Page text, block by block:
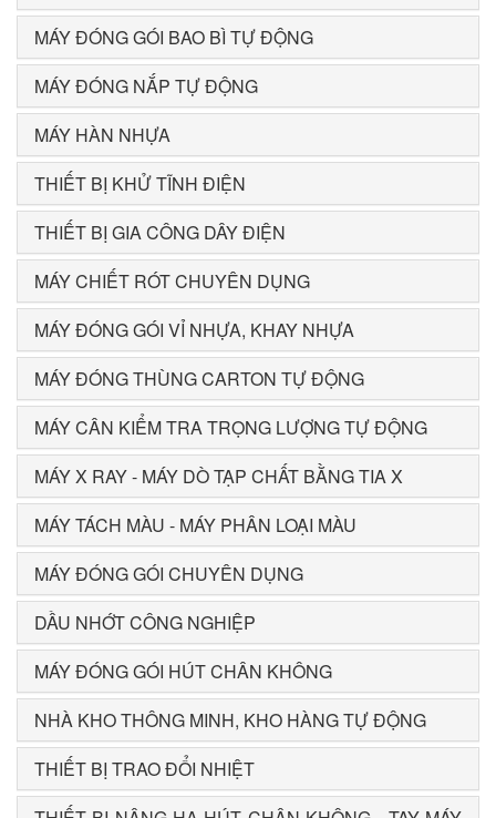
MÁY ĐÓNG GÓI BAO BÌ TỰ ĐỘNG
MÁY ĐÓNG NẮP TỰ ĐỘNG
MÁY HÀN NHỰA
THIẾT BỊ KHỬ TĨNH ĐIỆN
THIẾT BỊ GIA CÔNG DÂY ĐIỆN
MÁY CHIẾT RÓT CHUYÊN DỤNG
MÁY ĐÓNG GÓI VỈ NHỰA, KHAY NHỰA
MÁY ĐÓNG THÙNG CARTON TỰ ĐỘNG
MÁY CÂN KIỂM TRA TRỌNG LƯỢNG TỰ ĐỘNG
MÁY X RAY - MÁY DÒ TẠP CHẤT BẰNG TIA X
MÁY TÁCH MÀU - MÁY PHÂN LOẠI MÀU
MÁY ĐÓNG GÓI CHUYÊN DỤNG
DẦU NHỚT CÔNG NGHIỆP
MÁY ĐÓNG GÓI HÚT CHÂN KHÔNG
NHÀ KHO THÔNG MINH, KHO HÀNG TỰ ĐỘNG
THIẾT BỊ TRAO ĐỔI NHIỆT